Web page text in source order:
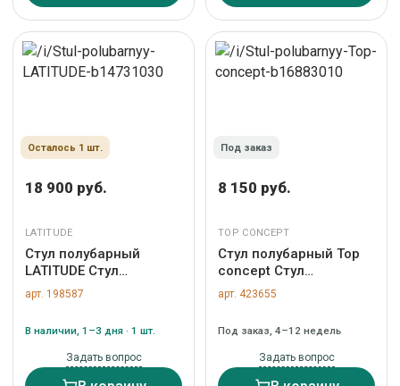
Осталось 1 шт.
18 900 руб.
LATITUDE
Стул полубарный
LATITUDE Стул
полубарный ror, round,
велюр, черный/серый
RORBSCHRBKVLRGR
арт. 198587
В наличии, 1–3 дня · 1 шт.
Задать вопрос
Под заказ
8 150 руб.
TOP CONCEPT
Стул полубарный Top
concept Стул
полубарный Уно,
бархат светло-серый
75379
арт. 423655
Под заказ, 4–12 недель
Задать вопрос